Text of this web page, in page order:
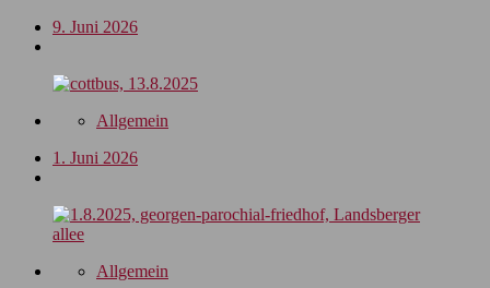
9. Juni 2026
Allgemein
1. Juni 2026
Allgemein